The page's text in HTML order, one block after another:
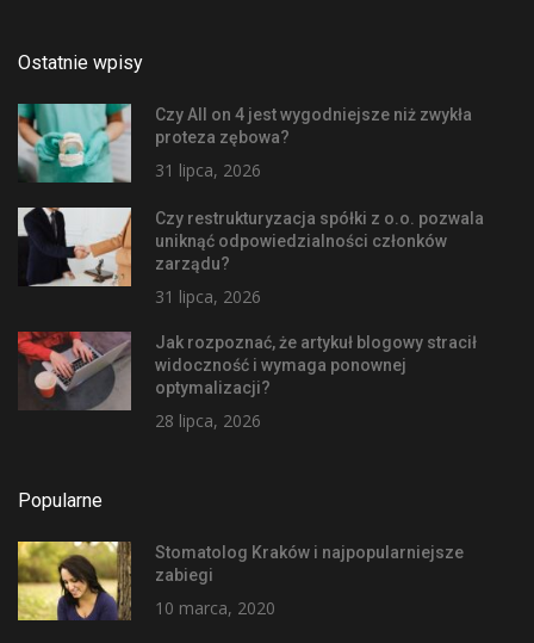
Ostatnie wpisy
Czy All on 4 jest wygodniejsze niż zwykła
proteza zębowa?
31 lipca, 2026
Czy restrukturyzacja spółki z o.o. pozwala
uniknąć odpowiedzialności członków
zarządu?
31 lipca, 2026
Jak rozpoznać, że artykuł blogowy stracił
widoczność i wymaga ponownej
optymalizacji?
28 lipca, 2026
Popularne
Stomatolog Kraków i najpopularniejsze
zabiegi
10 marca, 2020